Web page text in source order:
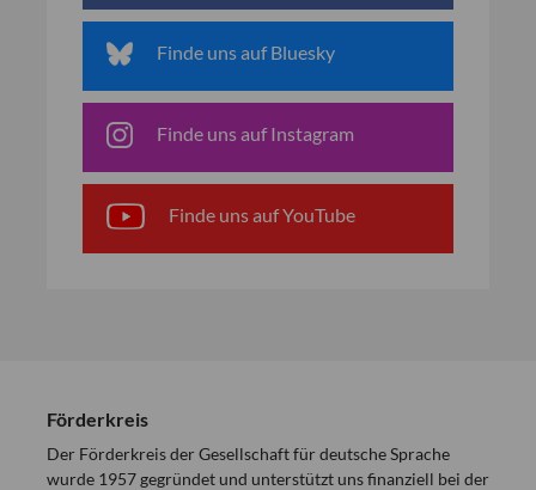
Finde uns auf Bluesky
Finde uns auf Instagram
Finde uns auf YouTube
Förderkreis
Der Förderkreis der Gesellschaft für deutsche Sprache
wurde 1957 gegründet und unterstützt uns finanziell bei der